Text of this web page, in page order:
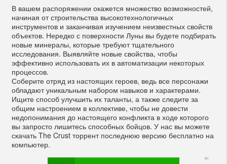
В вашем распоряжении окажется множество возможностей,
начиная от строительства высокотехнологичных
инструментов и заканчивая изучением неизвестных свойств
объектов. Нередко с поверхности Луны вы будете подбирать
новые минералы, которые требуют тщательного
исследования. Выявляйте новые свойства, чтобы
эффективно использовать их в автоматизации некоторых
процессов.
Соберите отряд из настоящих героев, ведь все персонажи
обладают уникальным набором навыков и характерами.
Ищите способ улучшить их таланты, а также следите за
общим настроением в коллективе, чтобы не довести
недопонимания до настоящего конфликта в ходе которого
вы запросто лишитесь способных бойцов. У нас вы можете
скачать The Crust торрент последнюю версию бесплатно на
компьютер.